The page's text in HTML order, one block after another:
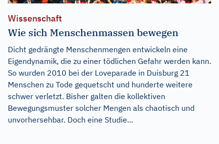
Wissenschaft
Wie sich Menschenmassen bewegen
Dicht gedrängte Menschenmengen entwickeln eine
Eigendynamik, die zu einer tödlichen Gefahr werden kann.
So wurden 2010 bei der Loveparade in Duisburg 21
Menschen zu Tode gequetscht und hunderte weitere
schwer verletzt. Bisher galten die kollektiven
Bewegungsmuster solcher Mengen als chaotisch und
unvorhersehbar. Doch eine Studie...